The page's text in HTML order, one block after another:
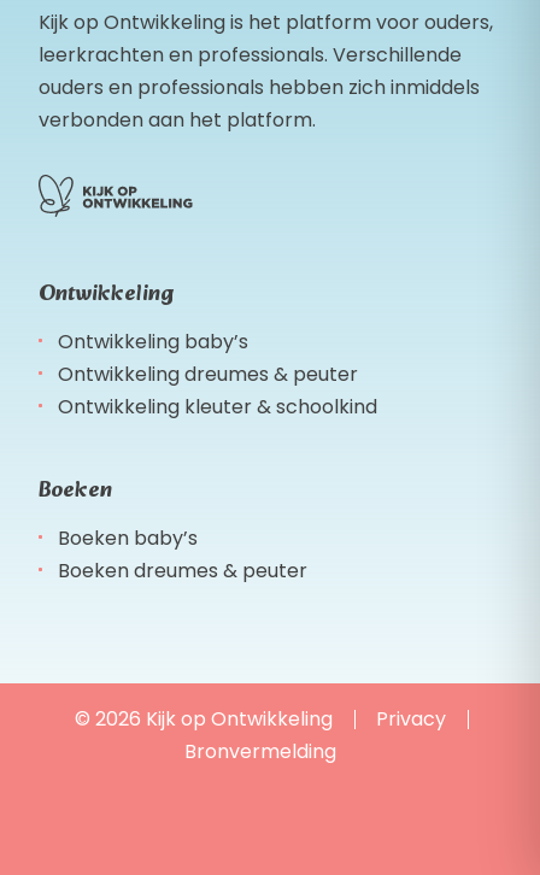
Kijk op Ontwikkeling is het platform voor ouders,
leerkrachten en professionals. Verschillende
ouders en professionals hebben zich inmiddels
verbonden aan het platform.
Ontwikkeling
Ontwikkeling baby’s
Ontwikkeling dreumes & peuter
Ontwikkeling kleuter & schoolkind
Boeken
Boeken baby’s
Boeken dreumes & peuter
© 2026 Kijk op Ontwikkeling
Privacy
Bronvermelding